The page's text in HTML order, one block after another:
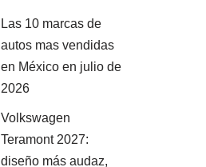
Las 10 marcas de
autos mas vendidas
en México en julio de
2026
Volkswagen
Teramont 2027:
diseño más audaz,